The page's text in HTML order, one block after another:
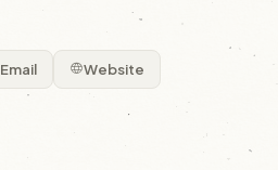
Email Website